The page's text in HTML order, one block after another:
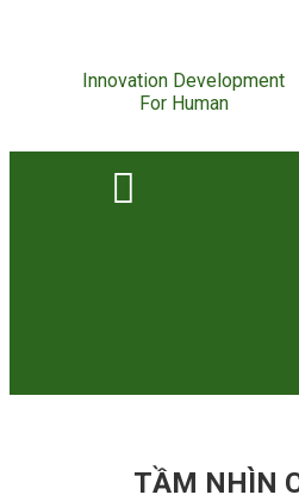
Innovation Development
For Human
TẦM NHÌN